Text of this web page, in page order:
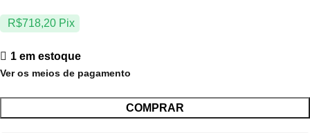
R$718,20 Pix
1 em estoque
Ver os meios de pagamento
COMPRAR